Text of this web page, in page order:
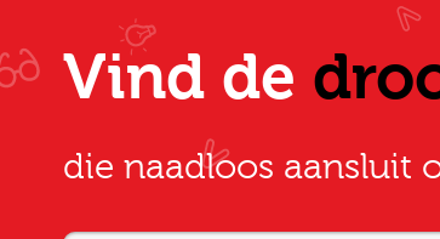
Vind de
die naadloos aansluit